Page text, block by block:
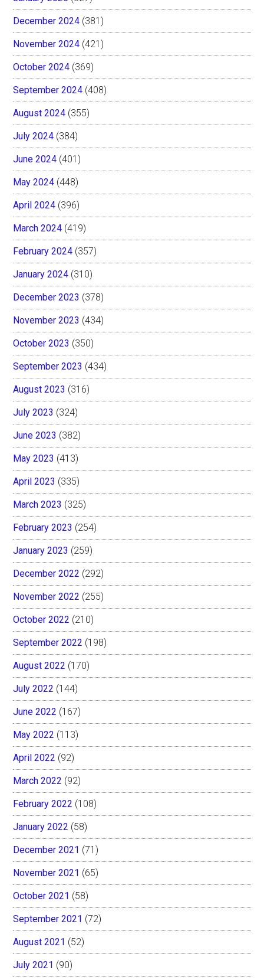
December 2024 (381)
November 2024 (421)
October 2024 (369)
September 2024 (408)
August 2024 (355)
July 2024 (384)
June 2024 (401)
May 2024 (448)
April 2024 (396)
March 2024 (419)
February 2024 (357)
January 2024 (310)
December 2023 (378)
November 2023 (434)
October 2023 (350)
September 2023 (434)
August 2023 (316)
July 2023 (324)
June 2023 (382)
May 2023 (413)
April 2023 (335)
March 2023 (325)
February 2023 (254)
January 2023 (259)
December 2022 (292)
November 2022 (255)
October 2022 (210)
September 2022 (198)
August 2022 (170)
July 2022 (144)
June 2022 (167)
May 2022 (113)
April 2022 (92)
March 2022 (92)
February 2022 (108)
January 2022 (58)
December 2021 (71)
November 2021 (65)
October 2021 (58)
September 2021 (72)
August 2021 (52)
July 2021 (90)